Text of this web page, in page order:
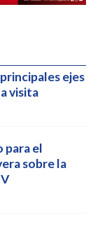
ejes
visita
para el
sobre la